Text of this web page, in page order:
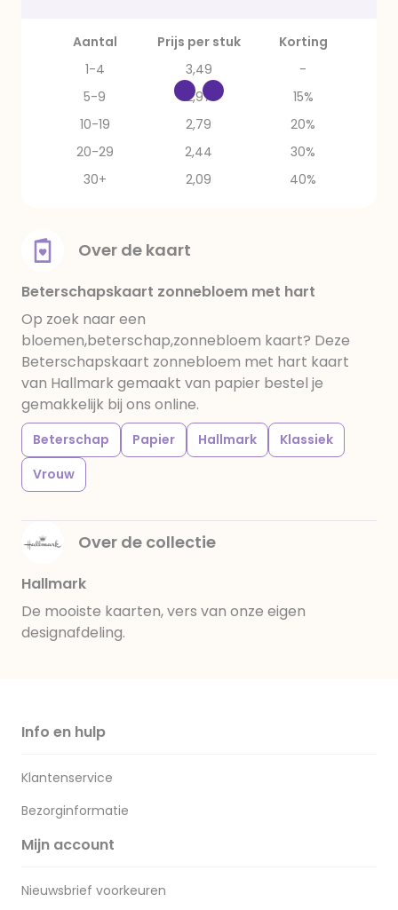
Aantal Prijs per stuk
Korting
1-4
3,49
-
5-9
2,97
15%
10-19
2,79
20%
20-29
2,44
30%
30+
2,09 40%
Over de kaart
Beterschapskaart zonnebloem met hart
Op zoek naar een
bloemen,beterschap,zonnebloem kaart? Deze
Beterschapskaart zonnebloem met hart kaart
van Hallmark gemaakt van papier bestel je
gemakkelijk bij ons online.
Beterschap Papier Hallmark
Klassiek
Vrouw
Over de collectie
Hallmark
De mooiste kaarten, vers van onze eigen
designafdeling.
Info en hulp
Klantenservice
Bezorginformatie
Mijn account
Nieuwsbrief voorkeuren